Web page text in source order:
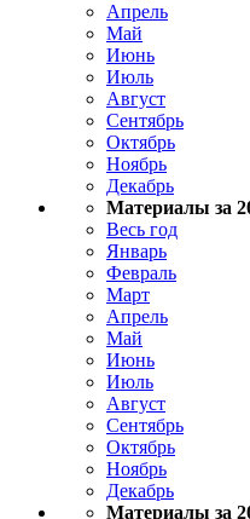
Апрель
Май
Июнь
Июль
Август
Сентябрь
Октябрь
Ноябрь
Декабрь
Материалы за
Весь год
Январь
Февраль
Март
Апрель
Май
Июнь
Июль
Август
Сентябрь
Октябрь
Ноябрь
Декабрь
Материалы за